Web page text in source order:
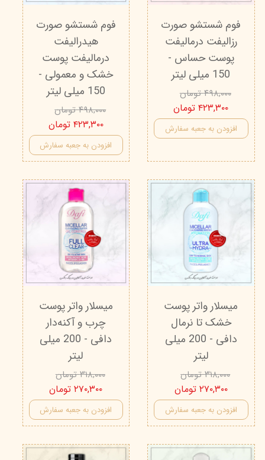
فوم شستشو صورت
رزالیفت درمالیفت
پوست حساس -
150 میلی لیتر
۴۹۸,۰۰۰ تومان
۴۲۳,۳۰۰ تومان
افزودن به جعبه سفارش
فوم شستشو صورت
هیدرالیفت
درمالیفت پوست
خشک و معمولی -
150 میلی لیتر
۴۹۸,۰۰۰ تومان
۴۲۳,۳۰۰ تومان
افزودن به جعبه سفارش
میسلار واتر پوست
خشک تا نرمال
دافی - 200 میلی
لیتر
۳۱۸,۰۰۰ تومان
۲۷۰,۳۰۰ تومان
افزودن به جعبه سفارش
میسلار واتر پوست
چرب و آکنه‌دار
دافی - 200 میلی
لیتر
۳۱۸,۰۰۰ تومان
۲۷۰,۳۰۰ تومان
افزودن به جعبه سفارش